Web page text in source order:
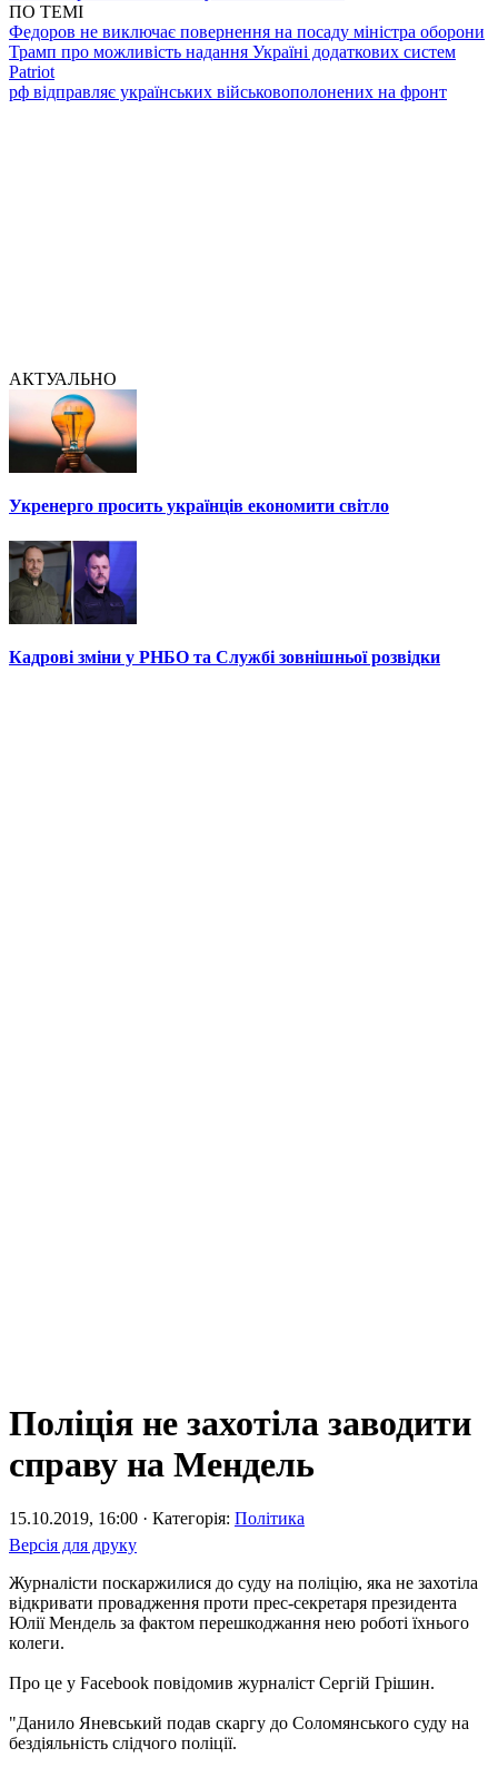
ПО ТЕМІ
Федоров не виключає повернення на посаду міністра оборони
Трамп про можливість надання Україні додаткових систем
Patriot
рф відправляє українських військовополонених на фронт
АКТУАЛЬНО
Укренерго просить українців економити світло
Кадрові зміни у РНБО та Службі зовнішньої розвідки
Поліція не захотіла заводити
справу на Мендель
15.10.2019, 16:00 · Категорія: Політика
Версія для друку
Журналісти поскаржилися до суду на поліцію, яка не захотіла
відкривати провадження проти прес-секретаря президента
Юлії Мендель за фактом перешкоджання нею роботі їхнього
колеги.
Про це у Facebook повідомив журналіст Сергій Грішин.
"Данило Яневський подав скаргу до Соломянського суду на
бездіяльність слідчого поліції.